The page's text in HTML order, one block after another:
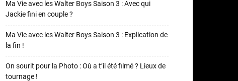
Ma Vie avec les Walter Boys Saison 3 : Avec qui
Jackie fini en couple ?
Ma Vie avec les Walter Boys Saison 3 : Explication de
la fin !
On sourit pour la Photo : Où a t’il été filmé ? Lieux de
tournage !